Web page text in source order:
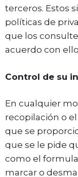
terceros. Estos
políticas de
que los
acuerdo con
Control de su
En cualquier
recopilación o
que se
que se le pide
como el
marcar o